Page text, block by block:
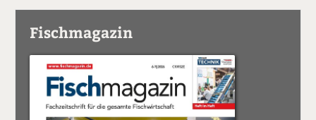
Fischmagazin